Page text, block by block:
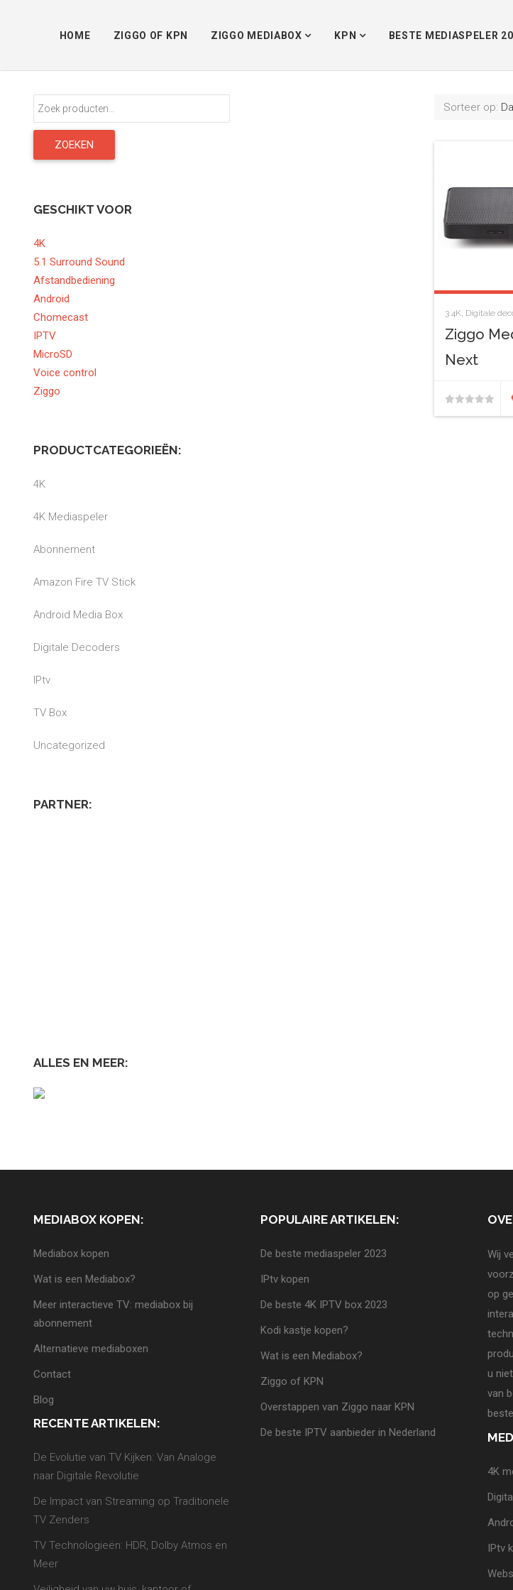
HOME ZIGGO OF KPN ZIGGO MEDIABOX KPN BESTE MEDIASPELER
Sorteer op:
3 4K, Digitale
Ziggo
Next
Zoeken
naar:
ZOEKEN
GESCHIKT VOOR
4K
5.1 Surround Sound
Afstandbediening
Android
Chomecast
IPTV
MicroSD
Voice control
Ziggo
PRODUCTCATEGORIEËN:
4K
4K Mediaspeler
Abonnement
Amazon Fire TV Stick
Android Media Box
Digitale Decoders
IPtv
TV Box
Uncategorized
PARTNER:
ALLES EN MEER:
MEDIABOX KOPEN:
Mediabox kopen
Wat is een Mediabox?
Meer interactieve TV: mediabox bij
abonnement
Alternatieve mediaboxen
Contact
Blog
RECENTE ARTIKELEN:
De Evolutie van TV Kijken: Van Analoge
naar Digitale Revolutie
De Impact van Streaming op Traditionele
TV Zenders
TV Technologieën: HDR, Dolby Atmos en
Meer
POPULAIRE ARTIKELEN:
De beste mediaspeler 2023
IPtv kopen
De beste 4K IPTV box 2023
Kodi kastje kopen?
Wat is een Mediabox?
Ziggo of KPN
Overstappen van Ziggo naar KPN
De beste IPTV aanbieder in Nederland
Wij
op
u
van
4K
IPtv